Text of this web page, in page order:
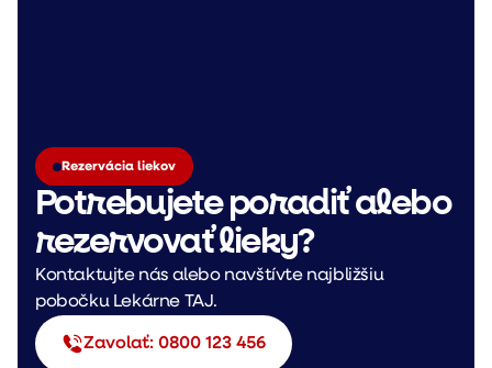
Rezervácia liekov
Potrebujete poradiť alebo
rezervovať lieky?
Kontaktujte nás alebo navštívte najbližšiu
pobočku Lekárne TAJ.
Zavolať: 0800 123 456